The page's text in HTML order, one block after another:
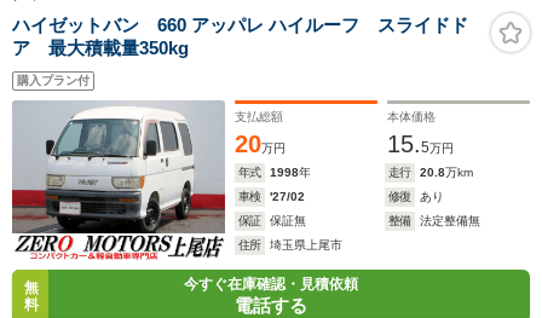
ハイゼットバン 660 アッパレ ハイルーフ スライドド
ア 最大積載量350kg
購入プラン付
支払総額
20万円
本体価格
15.5万円
年式
1998年 走行 20.8万km
車検
'27/02 修復
あり
保証
保証無 整備
法定整備無
住所
埼玉県上尾市
無
料
今すぐ在庫確認・見積依頼
電話する